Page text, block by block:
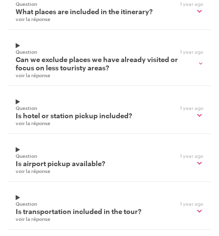
Question 1 year ago
What places are included in the itinerary?
voir la réponse
Question 1 year ago
Can we exclude places we have already visited or
focus on less touristy areas?
voir la réponse
Question 1 year ago
Is hotel or station pickup included?
voir la réponse
Question 1 year ago
Is airport pickup available?
voir la réponse
Question 1 year ago
Is transportation included in the tour?
voir la réponse